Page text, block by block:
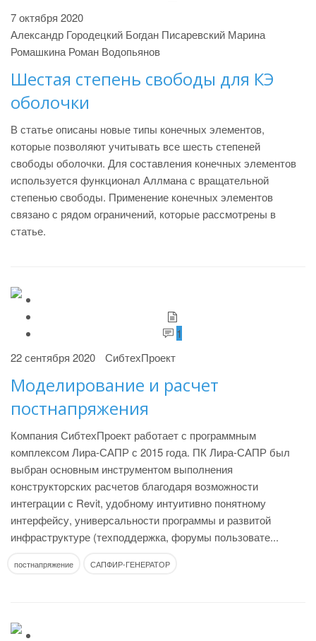
7 октября 2020
Александр Городецкий Богдан Писаревский Марина
Ромашкина Роман Водопьянов
Шестая степень свободы для КЭ
оболочки
В статье описаны новые типы конечных элементов,
которые позволяют учитывать все шесть степеней
свободы оболочки. Для составления конечных элементов
используется функционал Аллмана с вращательной
степенью свободы. Применение конечных элементов
связано с рядом ограничений, которые рассмотрены в
статье.
1
22 сентября 2020
СибтехПроект
Моделирование и расчет
постнапряжения
Компания СибтехПроект работает с программным
комплексом Лира-САПР с 2015 года. ПК Лира-САПР был
выбран основным инструментом выполнения
конструкторских расчетов благодаря возможности
интеграции с Revit, удобному интуитивно понятному
интерфейсу, универсальности программы и развитой
инфраструктуре (техподдержка, форумы пользовате...
постнапряжение САПФИР-ГЕНЕРАТОР